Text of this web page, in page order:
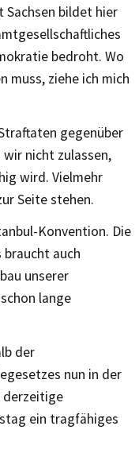
Sachsen bildet hier
bedroht. Wo
muss, ziehe ich mich
gegenüber
nicht zulassen,
wird. Vielmehr
Seite stehen.
Konvention. Die
auch
unserer
lange
der
nun in der
derzeitige
ein tragfähiges